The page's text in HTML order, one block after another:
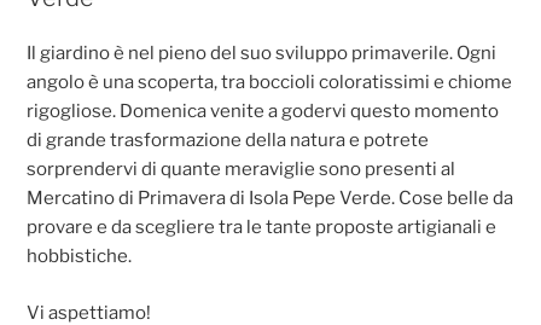
o
o
k
p
p
g
er
di
Il giardino è nel pieno del suo sviluppo primaverile. Ogni
angolo è una scoperta, tra boccioli coloratissimi e chiome
rigogliose. Domenica venite a godervi questo momento
di grande trasformazione della natura e potrete
sorprendervi di quante meraviglie sono presenti al
Mercatino di Primavera di Isola Pepe Verde. Cose belle da
provare e da scegliere tra le tante proposte artigianali e
hobbistiche.
Vi aspettiamo!